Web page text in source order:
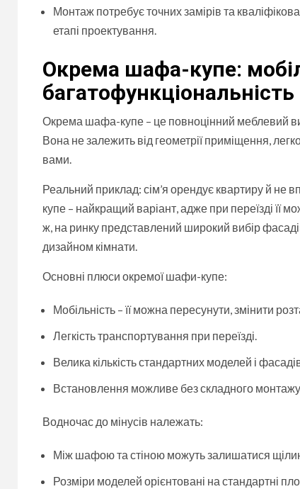
Монтаж потребує точних замірів та
етапі проектування.
Окрема шафа-купе:
багатофункціональність
Окрема шафа-купе – це повноцінний меблевий
Вона не залежить від геометрії приміщення,
вами.
Реальний приклад: сім’я орендує квартиру й не
купе – найкращий варіант, адже при переїзді її
ж, на ринку представлений широкий вибір
дизайном кімнати.
Основні плюси окремої шафи-купе:
Мобільність – її можна пересунути, змінити
Легкість транспортування при переїзді.
Велика кількість стандартних моделей і
Встановлення можливе без складного монтажу
Водночас до мінусів належать:
Між шафою та стіною можуть залишатися
Розміри моделей орієнтовані на стандартні